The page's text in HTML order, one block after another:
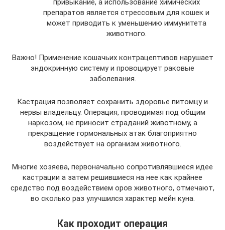
привыкание, а использование химических
препаратов является стрессовым для кошек и
может приводить к уменьшению иммунитета
животного.
Важно! Применение кошачьих контрацептивов нарушает
эндокринную систему и провоцирует раковые
заболевания.
Кастрация позволяет сохранить здоровье питомцу и
нервы владельцу. Операция, проводимая под общим
наркозом, не приносит страданий животному, а
прекращение гормональных атак благоприятно
воздействует на организм животного.
Многие хозяева, первоначально сопротивлявшиеся идее
кастрации а затем решившиеся на нее как крайнее
средство под воздействием оров животного, отмечают,
во сколько раз улучшился характер мейн куна.
Как проходит операция